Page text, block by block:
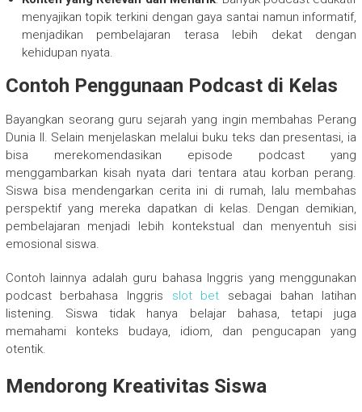
menyajikan topik terkini dengan gaya santai namun informatif,
menjadikan pembelajaran terasa lebih dekat dengan
kehidupan nyata.
Contoh Penggunaan Podcast di Kelas
Bayangkan seorang guru sejarah yang ingin membahas Perang
Dunia II. Selain menjelaskan melalui buku teks dan presentasi, ia
bisa merekomendasikan episode podcast yang
menggambarkan kisah nyata dari tentara atau korban perang.
Siswa bisa mendengarkan cerita ini di rumah, lalu membahas
perspektif yang mereka dapatkan di kelas. Dengan demikian,
pembelajaran menjadi lebih kontekstual dan menyentuh sisi
emosional siswa.
Contoh lainnya adalah guru bahasa Inggris yang menggunakan
podcast berbahasa Inggris slot bet sebagai bahan latihan
listening. Siswa tidak hanya belajar bahasa, tetapi juga
memahami konteks budaya, idiom, dan pengucapan yang
otentik.
Mendorong Kreativitas Siswa